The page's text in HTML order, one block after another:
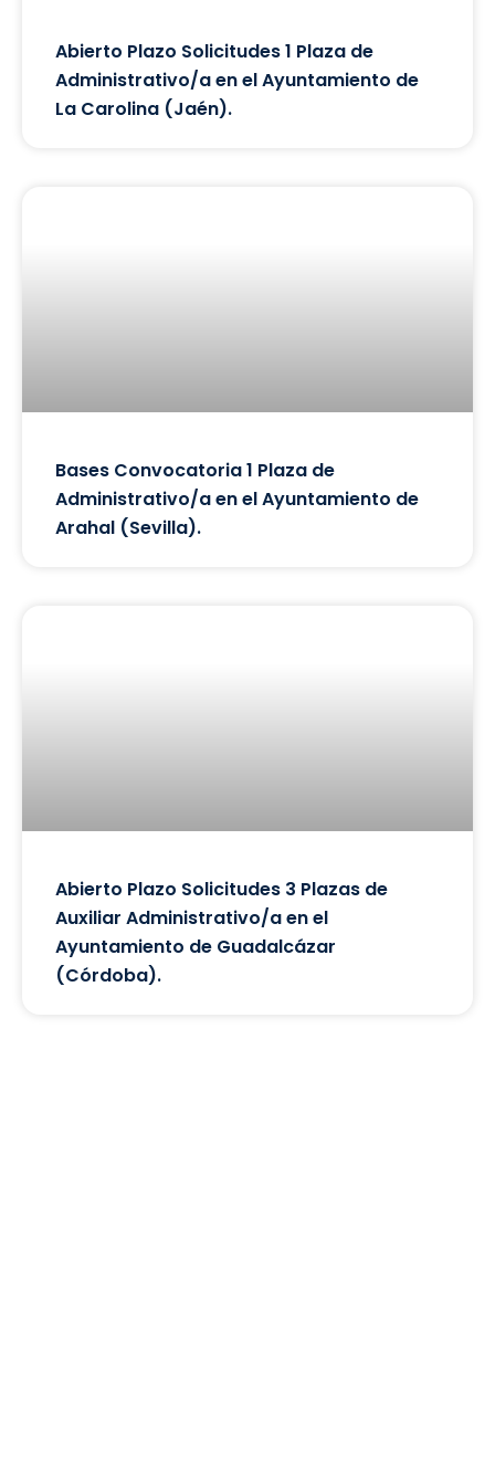
Abierto Plazo Solicitudes 1 Plaza de
Administrativo/a en el Ayuntamiento de
La Carolina (Jaén).
Bases Convocatoria 1 Plaza de
Administrativo/a en el Ayuntamiento de
Arahal (Sevilla).
Abierto Plazo Solicitudes 3 Plazas de
Auxiliar Administrativo/a en el
Ayuntamiento de Guadalcázar
(Córdoba).